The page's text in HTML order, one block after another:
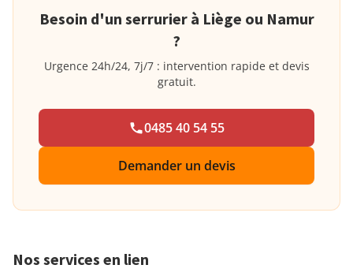
Besoin d'un serrurier à Liège ou Namur
?
Urgence 24h/24, 7j/7 : intervention rapide et devis
gratuit.
0485 40 54 55
Demander un devis
Nos services en lien